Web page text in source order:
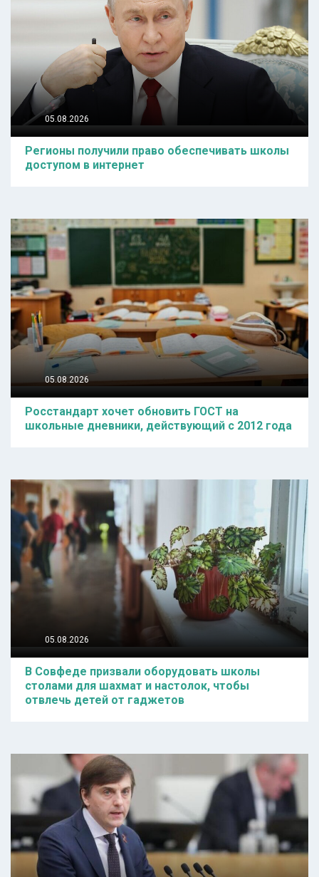
05.08.2026
Регионы получили право обеспечивать школы
доступом в интернет
05.08.2026
Росстандарт хочет обновить ГОСТ на
школьные дневники, действующий с 2012 года
05.08.2026
В Совфеде призвали оборудовать школы
столами для шахмат и настолок, чтобы
отвлечь детей от гаджетов